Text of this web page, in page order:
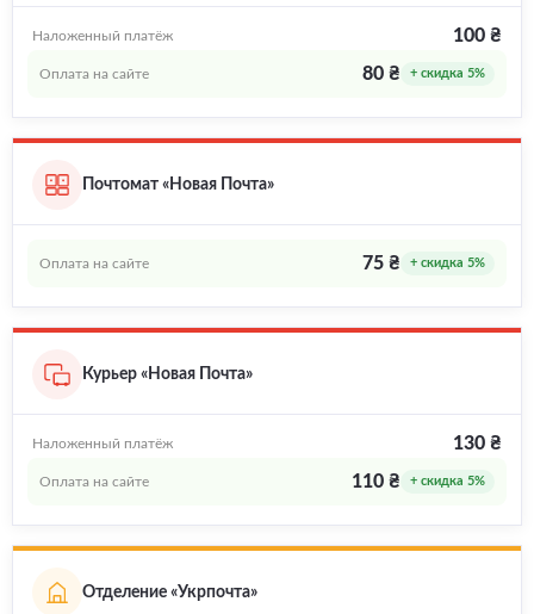
Наложенный платёж 100 ₴
Оплата на сайте 80 ₴ + скидка 5%
Почтомат «Новая Почта»
Оплата на сайте 75 ₴ + скидка 5%
Курьер «Новая Почта»
Наложенный платёж 130 ₴
Оплата на сайте 110 ₴ + скидка 5%
Отделение «Укрпочта»